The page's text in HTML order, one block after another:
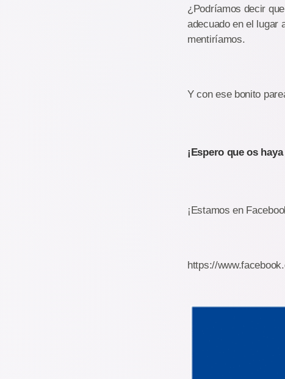
¿Podríamos decir
adecuado en el lugar
mentiríamos.
Y con ese bonito
¡Espero que os
¡Estamos en
https://